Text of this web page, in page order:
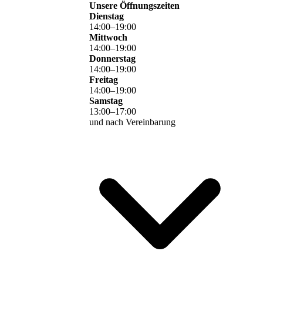
Unsere Öffnungszeiten
Dienstag
14:00–19:00
Mittwoch
14:00–19:00
Donnerstag
14:00–19:00
Freitag
14:00–19:00
Samstag
13:00–17:00
und nach Vereinbarung